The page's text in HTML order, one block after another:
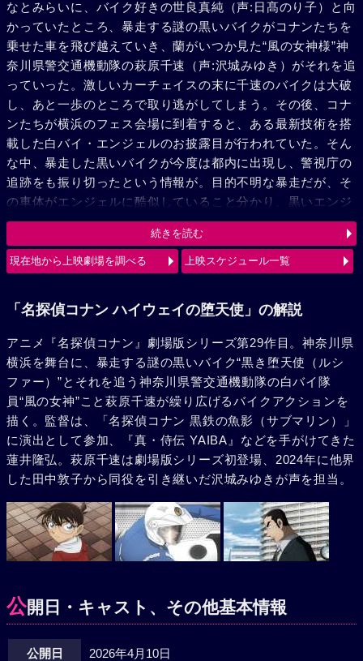
なとみらいに、バイク好きの世良真純（声:日髙のり子）と向
かっていたところ、暴走する謎の黒いバイクがコナンたちを
乗せた車を飛び越えていき、蘭がいつか見た“風の女神様”神
奈川県警交通機動隊の萩原千速（声:沢城みゆき）がそれを追
っていった。激しいカーチェイスの末に千速のバイクは大破
し、あと一歩のところで取り逃がしてしまう。その後、コナ
ンたちが横浜のフェス会場に到着すると、ある最新技術を搭
載した白バイ・エンジェルのお披露目が行われていた。そん
な中、暴走した黒いバイクが今度は都内に出現し、警視庁の
追跡をも振り切ったという情報が。目的不明な暴走だが、そ
の車体がエンジェルに酷似していること分かり、黒いエンジ
ェル“ルシファー”と呼び、追跡を続ける。弟の萩原研二（声:
三木眞一郎）とその同期・松田陣平（声:神奈延年）との記憶
が脳裏によぎる千速。風の女神（エンジェル）VS 黒き堕天
続きを読む
現在地から上映劇場を調べる 上映スケジュール一覧
「名探偵コナン ハイウェイの堕天使」の解説
アニメ『名探偵コナン』劇場版シリーズ第29作目。神奈川県
横浜を舞台に、暴走する謎の黒いバイク“黒き堕天使（ルシ
ファー）”とそれを追う神奈川県警交通機動隊の白バイ隊
員“風の女神”こと萩原千速が繰り広げるバイクアクションを
描く。監督は、「名探偵コナン 黒鉄の魚影（サブマリン）」
に演出として参加、『真・侍伝 YAIBA』などを手がけてきた
蓮井隆弘。萩原千速は劇場版シリーズ初登場、2024年に他界
した田中敦子から同役を引き継いだ沢城みゆきが声を担当。
公開日・キャスト、その他基本情報
公開日 2026年4月10日